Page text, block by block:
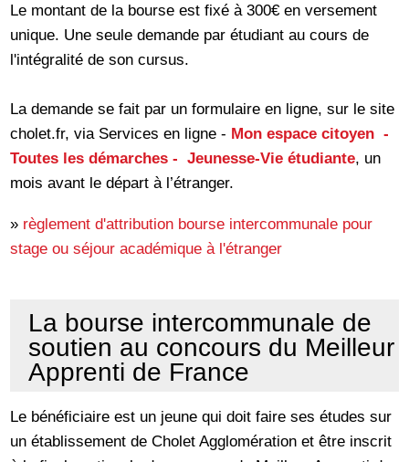
Le montant de la bourse est fixé à 300€ en versement
unique. Une seule demande par étudiant au cours de
l'intégralité de son cursus.
La demande se fait par un formulaire en ligne, sur le site
cholet.fr, via Services en ligne - Mon espace citoyen -
Toutes les démarches - Jeunesse-Vie étudiante, un
mois avant le départ à l’étranger.
» règlement d'attribution bourse intercommunale pour
stage ou séjour académique à l'étranger
La bourse intercommunale de
soutien au concours du Meilleur
Apprenti de France
Le bénéficiaire est un jeune qui doit faire ses études sur
un établissement de Cholet Agglomération et être inscrit